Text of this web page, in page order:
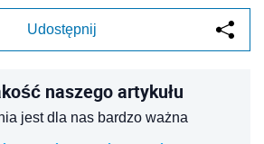
Udostępnij
naszego artykułu
jest dla nas bardzo ważna